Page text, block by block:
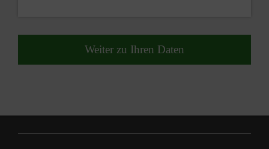
Weiter zu Ihren Daten